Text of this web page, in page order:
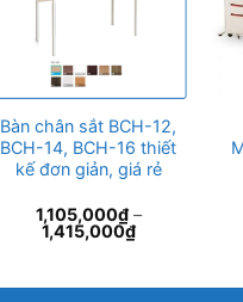
Bàn chân sắt BCH-12,
BCH-14, BCH-16 thiết
kế đơn giản, giá rẻ
1,105,000₫–
1,415,000₫